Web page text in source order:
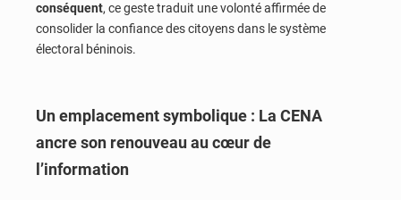
conséquent, ce geste traduit une volonté affirmée de
consolider la confiance des citoyens dans le système
électoral béninois.
Un emplacement symbolique : La CENA
ancre son renouveau au cœur de
l’information